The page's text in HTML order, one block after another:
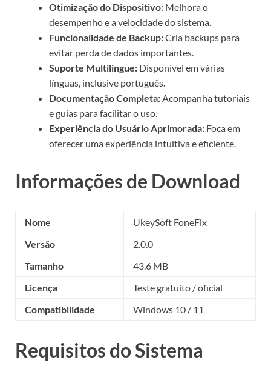
Otimização do Dispositivo: Melhora o
desempenho e a velocidade do sistema.
Funcionalidade de Backup:Cria backups para
evitar perda de dados importantes.
Suporte Multilingue: Disponível em várias
línguas, inclusive português.
Documentação Completa:Acompanha tutoriais
e guias para facilitar o uso.
Experiência do Usuário Aprimorada: Foca em
oferecer uma experiência intuitiva e eficiente.
Informações de Download
Nome
UkeySoft FoneFix
Versão
2.0.0
Tamanho
43.6 MB
Licença
Teste gratuito / oficial
Compatibilidade
Windows 10 / 11
Requisitos do Sistema